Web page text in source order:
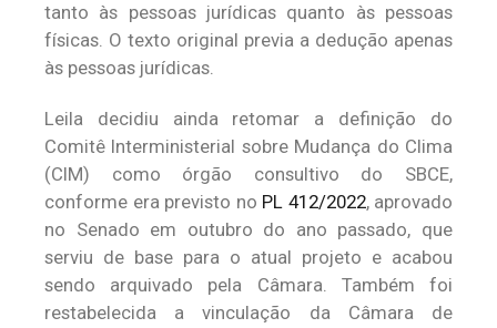
tanto às pessoas jurídicas quanto às pessoas
físicas. O texto original previa a dedução apenas
às pessoas jurídicas.
Leila decidiu ainda retomar a definição do
Comitê Interministerial sobre Mudança do Clima
(CIM) como órgão consultivo do SBCE,
conforme era previsto no PL 412/2022, aprovado
no Senado em outubro do ano passado, que
serviu de base para o atual projeto e acabou
sendo arquivado pela Câmara. Também foi
restabelecida a vinculação da Câmara de